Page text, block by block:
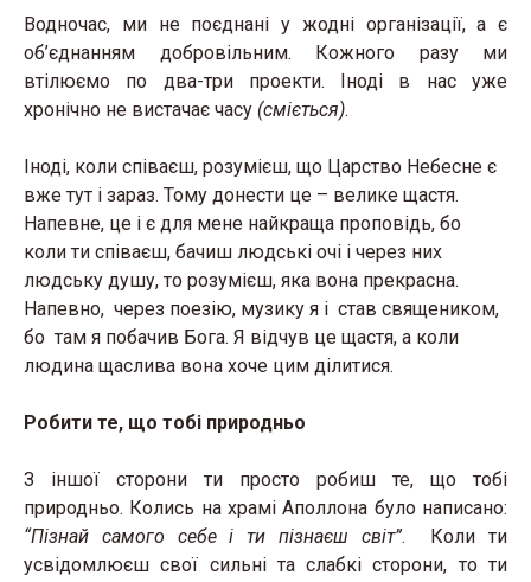
Водночас, ми не поєднані у жодні організації, а є
об’єднанням добровільним. Кожного разу ми
втілюємо по два-три проекти. Іноді в нас уже
хронічно не вистачає часу (сміється).
Іноді, коли співаєш, розумієш, що Царство Небесне є
вже тут і зараз. Тому донести це – велике щастя.
Напевне, це і є для мене найкраща проповідь, бо
коли ти співаєш, бачиш людські очі і через них
людську душу, то розумієш, яка вона прекрасна.
Напевно, через поезію, музику я і став священиком,
бо там я побачив Бога. Я відчув це щастя, а коли
людина щаслива вона хоче цим ділитися.
Робити те, що тобі природньо
З іншої сторони ти просто робиш те, що тобі
природньо. Колись на храмі Аполлона було написано:
“Пізнай самого себе і ти пізнаєш світ”. Коли ти
усвідомлюєш свої сильні та слабкі сторони, то ти